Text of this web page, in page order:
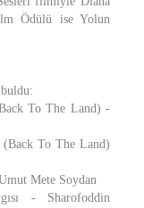
Ödülü ise Yolun
To The Land) -
(Back To The Land)
Mete Soydan
- Sharofoddin